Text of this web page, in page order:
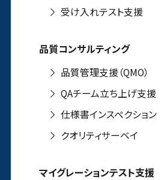
受け入れテスト支援
品質コンサルティング
品質管理支援（QMO）
QAチーム立ち上げ支援
仕様書インスペクション
クオリティサーベイ
マイグレーションテスト支援